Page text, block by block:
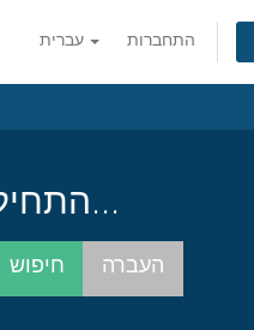
התחברות
התחילו בחיפוש אחרי שם הדומיין המושלם עבורכם...